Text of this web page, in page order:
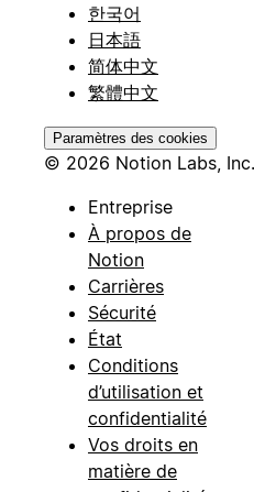
한국어
日本語
简体中文
繁體中文
Paramètres des cookies
© 2026 Notion Labs, Inc.
Entreprise
À propos de
Notion
Carrières
Sécurité
État
Conditions
d’utilisation et
confidentialité
Vos droits en
matière de